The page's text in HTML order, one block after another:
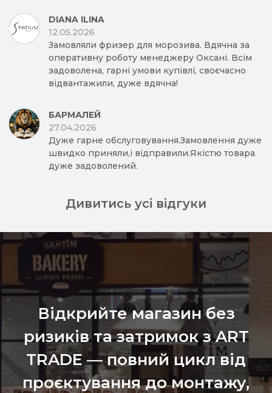
DIANA ILINA
12.05.2026
Замовляли фризер для морозива. Вдячна за
оперативну роботу менеджеру Оксані. Всім
задоволена, гарні умови купівлі, своєчасно
відвантажили, дуже вдячна!
БАРМАЛЕЙ
27.04.2026
Дуже гарне обслуговування.Замовлення дуже
швидко приняли,і відправили.Якістю товара
дуже задоволений.
Дивитись усі відгуки
Відкрийте магазин без
ризиків та затримок з ART
TRADE — повний цикл від
проєктування до монтажу,